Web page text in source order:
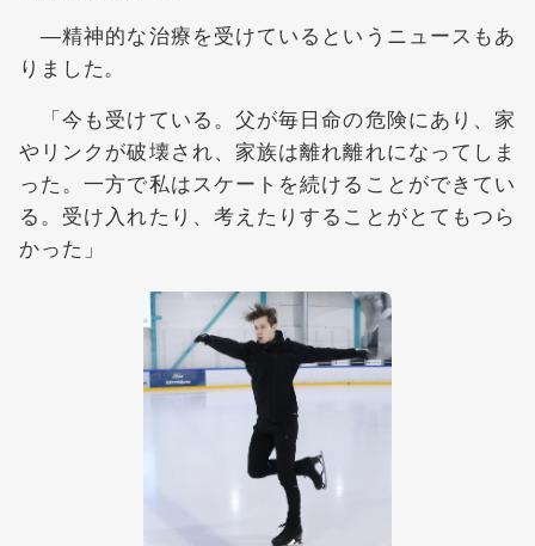
―精神的な治療を受けているというニュースもあ
りました。
「今も受けている。父が毎日命の危険にあり、家
やリンクが破壊され、家族は離れ離れになってしま
った。一方で私はスケートを続けることができてい
る。受け入れたり、考えたりすることがとてもつら
かった」